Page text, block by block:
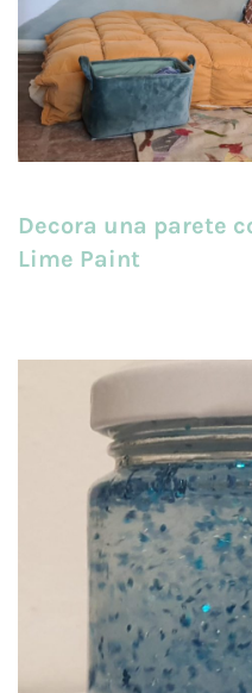
Decora una parete
Lime Paint